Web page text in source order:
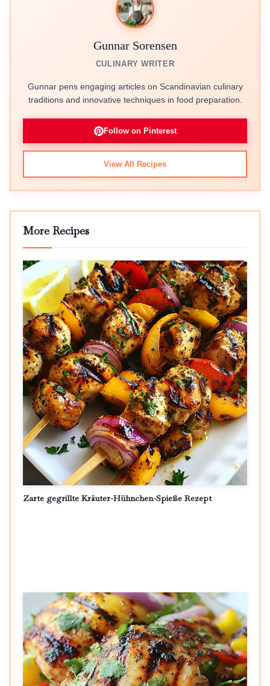
Gunnar Sorensen
CULINARY WRITER
Gunnar pens engaging articles on Scandinavian culinary
traditions and innovative techniques in food preparation.
Follow on Pinterest
View All Recipes
More Recipes
Zarte gegrillte Kräuter-Hühnchen-Spieße Rezept